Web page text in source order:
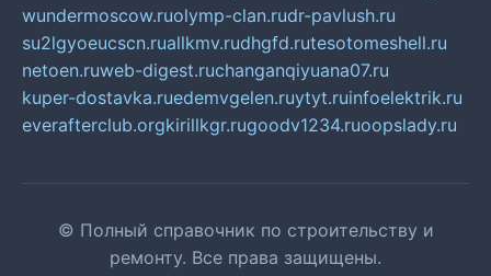
wundermoscow.ruolymp-clan.rudr-pavlush.ru
su2lgyoeucscn.ruallkmv.rudhgfd.rutesotomeshell.ru
netoen.ruweb-digest.ruchanganqiyuana07.ru
kuper-dostavka.ruedemvgelen.ruytyt.ruinfoelektrik.ru
everafterclub.orgkirillkgr.rugoodv1234.ruoopslady.ru
© Полный справочник по строительству и
ремонту. Все права защищены.